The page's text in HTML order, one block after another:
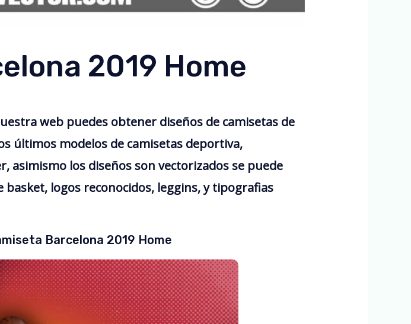
2019 Home
web puedes obtener diseños de camisetas de
últimos modelos de camisetas deportiva,
los diseños son vectorizados se puede
logos reconocidos, leggins, y tipografias
Barcelona 2019 Home